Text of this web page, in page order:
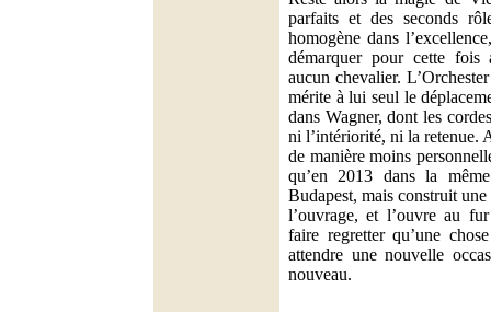
parfaits et des seconds
homogène dans
démarquer pour cette fois
aucun chevalier.
mérite à lui seul le
dans Wagner, dont les
ni l’intériorité, ni la retenue.
de manière moins
qu’en 2013 dans la
Budapest, mais construit
l’ouvrage, et l’ouvre au
faire regretter qu’une
attendre une nouvelle
nouveau.